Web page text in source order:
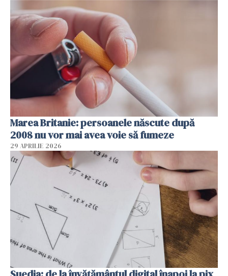
Marea Britanie: persoanele născute după
2008 nu vor mai avea voie să fumeze
29 APRILIE 2026